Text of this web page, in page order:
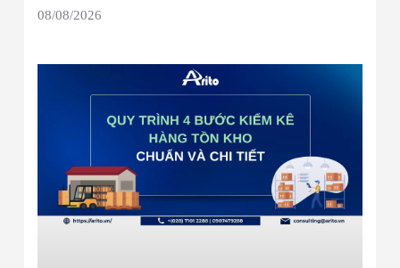
08/08/2026